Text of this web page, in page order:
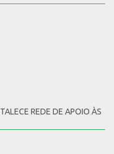
REDE DE APOIO ÀS